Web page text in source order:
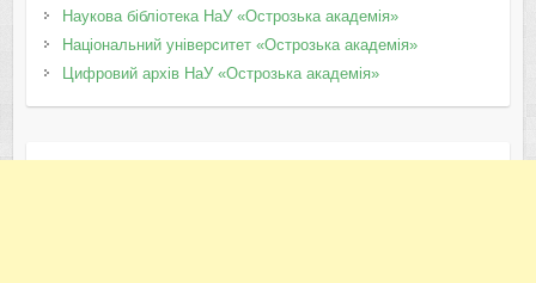
Наукова бібліотека НаУ «Острозька академія»
Національний університет «Острозька академія»
Цифровий архів НаУ «Острозька академія»